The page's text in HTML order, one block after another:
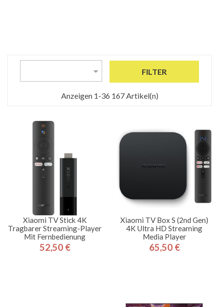
 FILTER
Anzeigen 1-36 167 Artikel(n)
Xiaomi TV Stick 4K
Tragbarer Streaming-Player
Mit Fernbedienung
Preis
52,50 €
Xiaomi TV Box S (2nd Gen)
4K Ultra HD Streaming
Media Player
Preis
65,50 €